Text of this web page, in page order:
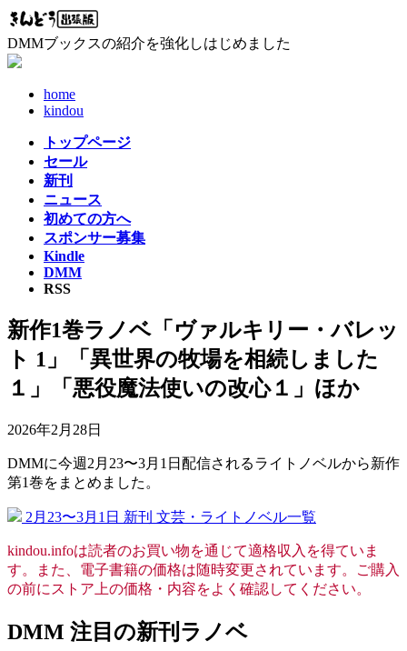
コ
テ
ン
ナ
ゲ
ー
DMMブックスの紹介を強化しはじめました
home
kindou
トップページ
セール
新刊
ニュース
初めての方へ
スポンサー募集
Kindle
DMM
RSS
新作1巻ラノベ「ヴァルキリー・バレッ
ト 1」「異世界の牧場を相続しました
１」「悪役魔法使いの改心１」ほか
2026年2月28日
DMMに今週2月23〜3月1日配信されるライトノベルから新作
第1巻をまとめました。
2月23〜3月1日 新刊 文芸・ライトノベル一覧
kindou.infoは読者のお買い物を通じて適格収入を得ていま
す。また、電子書籍の価格は随時変更されています。ご購入
の前にストア上の価格・内容をよく確認してください。
DMM 注目の新刊ラノベ